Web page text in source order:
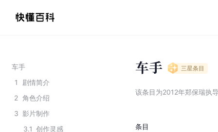
车手
1
剧情简介
2 角色介绍
3 影片制作
3.1 创作灵感
车手 三星条目
该条目为2012年郑保瑞执
条目